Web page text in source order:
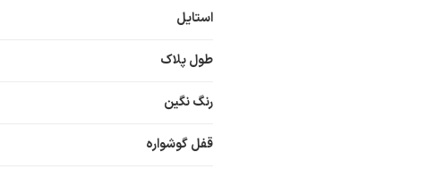
استایل
طول پلاک
رنگ نگین
قفل گوشواره